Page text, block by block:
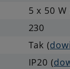
5 x 50 W
230
Tak (
IP20 (